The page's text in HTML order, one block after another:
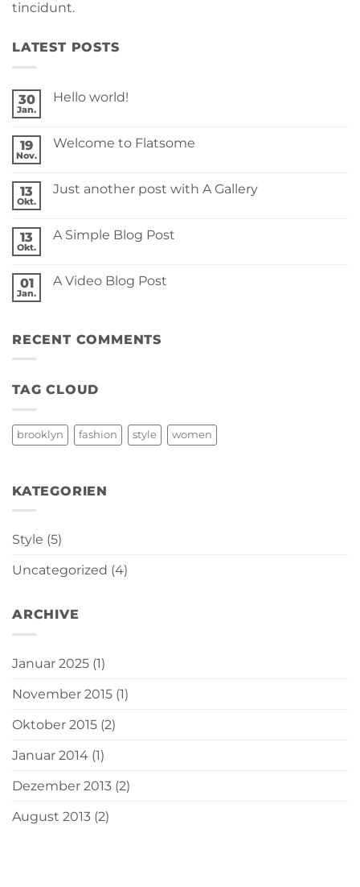
tincidunt.
LATEST POSTS
30
Jan.
Hello world!
Hello
19
Nov.
Welcome to Flatsome
Welcome
13
Okt.
Just another post with A Gallery
Just
A
Gallery
13
Okt.
A Simple Blog Post
A
01
Jan.
A Video Blog Post
Video
RECENT COMMENTS
TAG CLOUD
brooklyn fashion style women
KATEGORIEN
Style (5)
Uncategorized (4)
ARCHIVE
Januar 2025 (1)
November 2015 (1)
Oktober 2015 (2)
Januar 2014 (1)
Dezember 2013 (2)
August 2013 (2)